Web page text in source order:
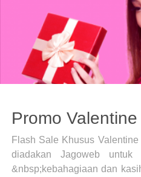
Promo
Flash Sale Khusus
diadakan Jagoweb
&nbsp;kebahagiaan dan